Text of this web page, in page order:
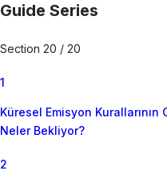
Guide Series
Section 20 / 20
1
Küresel Emisyon
Neler Bekliyor?
2